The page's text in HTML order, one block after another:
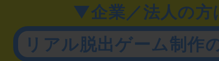
▼企業／法人の方
リアル脱出ゲーム制作